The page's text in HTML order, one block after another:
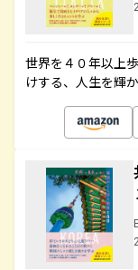
世界を４０年以上
けする、人生を輝